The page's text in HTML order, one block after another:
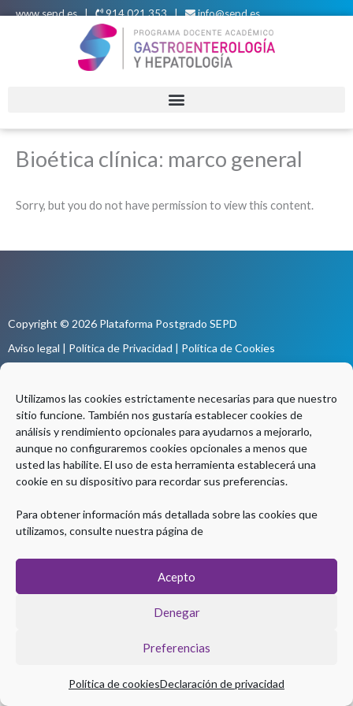
Utilizamos las cookies estrictamente necesarias para que nuestro
sitio funcione. También nos gustaría establecer cookies de
análisis y rendimiento opcionales para ayudarnos a mejorarlo,
aunque no configuraremos cookies opcionales a menos que
usted las habilite. El uso de esta herramienta establecerá una
cookie en su dispositivo para recordar sus preferencias.
Para obtener información más detallada sobre las cookies que
utilizamos, consulte nuestra página de
Acepto
Denegar
Preferencias
Política de cookiesDeclaración de privacidad
www.sepd.es| 914 021 353 | info@sepd.es
Bioética clínica: marco general
Sorry, but you do not have permission to view this content.
Copyright © 2026 Plataforma Postgrado SEPD
Aviso legal | Política de Privacidad | Política de Cookies
Coordinación Técnica